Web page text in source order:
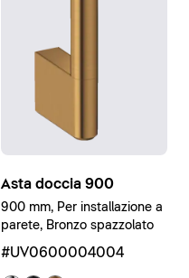
Asta doccia 900
900 mm, Per installazione a
parete, Bronzo spazzolato
#UV0600004004